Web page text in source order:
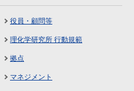
役員・顧問等
理化学研究所 行動規範
拠点
マネジメント